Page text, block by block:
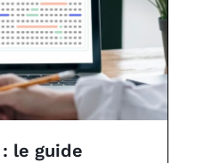
le guide